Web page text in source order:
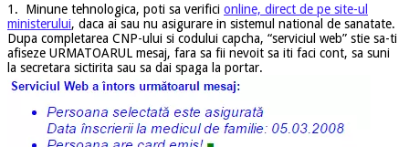
1. Minune tehnologica, poti sa verifici online, direct de pe site-ul
ministerului, daca ai sau nu asigurare in sistemul national de sanatate.
Dupa completarea CNP-ului si codului capcha, “serviciul web” stie sa-ti
afiseze URMATOARUL mesaj, fara sa fii nevoit sa iti faci cont, sa suni
la secretara sictirita sau sa dai spaga la portar.